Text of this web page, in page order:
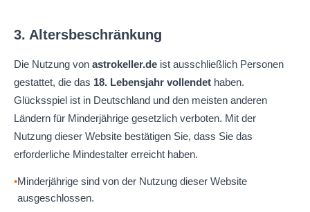
3. Altersbeschränkung
Die Nutzung von astrokeller.de ist ausschließlich Personen
gestattet, die das 18. Lebensjahr vollendet haben.
Glücksspiel ist in Deutschland und den meisten anderen
Ländern für Minderjährige gesetzlich verboten. Mit der
Nutzung dieser Website bestätigen Sie, dass Sie das
erforderliche Mindestalter erreicht haben.
Minderjährige sind von der Nutzung dieser Website
ausgeschlossen.